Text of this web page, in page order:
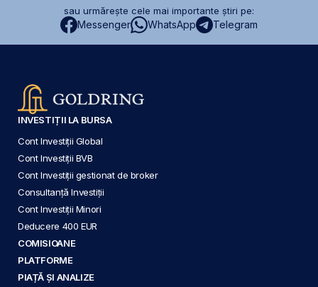
sau urmărește cele mai importante știri pe:
Messenger WhatsApp Telegram
INVESTIȚII LA BURSA
Cont Investiții Global
Cont Investiții BVB
Cont Investiții gestionat de broker
Consultanță Investiții
Cont Investiții Minori
Deducere 400 EUR
COMISIOANE
PLATFORME
PIAȚĂ ȘI ANALIZE